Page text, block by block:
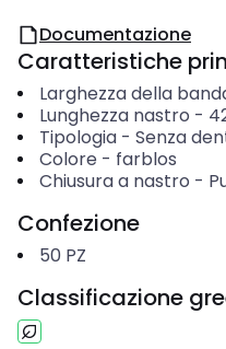
Documentazione
Caratteristiche
Larghezza della
Lunghezza nastro -
Tipologia- Senza
Colore - farblos
Chiusura a nastro -
Confezione
50 PZ
Classificazione